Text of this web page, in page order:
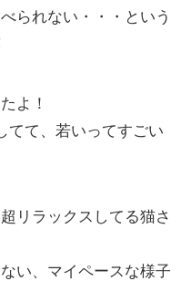
られない・・・という
よ！
てて、若いってすごい
リラックスしてる猫さ
い、マイペースな様子